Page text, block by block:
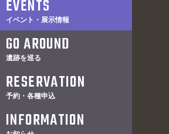
EVENTS
イベント・展示情報
GO AROUND
遺跡を巡る
RESERVATION
予約・各種申込
INFORMATION